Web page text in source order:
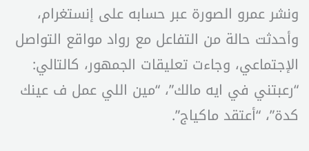
ونشر عمرو الصورة عبر حسابه على إنستغرام،
وأحدثت حالة من التفاعل مع رواد مواقع التواصل
الإجتماعي، وجاءت تعليقات الجمهور، كالتالي:
“رعبتني في ايه مالك”، “مين اللي عمل ف عينك
كدة”، “أعتقد ماكياج”.